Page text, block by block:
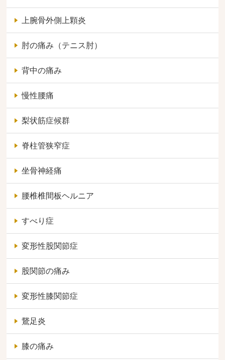
上腕骨外側上顆炎
肘の痛み（テニス肘）
背中の痛み
慢性腰痛
梨状筋症候群
脊柱管狭窄症
坐骨神経痛
腰椎椎間板ヘルニア
すべり症
変形性股関節症
股関節の痛み
変形性膝関節症
鵞足炎
膝の痛み